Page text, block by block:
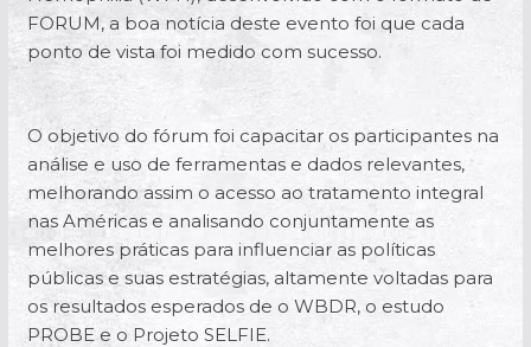
FORUM, a boa notícia deste evento foi que cada
ponto de vista foi medido com sucesso.
O objetivo do fórum foi capacitar os participantes na
análise e uso de ferramentas e dados relevantes,
melhorando assim o acesso ao tratamento integral
nas Américas e analisando conjuntamente as
melhores práticas para influenciar as políticas
públicas e suas estratégias, altamente voltadas para
os resultados esperados de o WBDR, o estudo
PROBE e o Projeto SELFIE.